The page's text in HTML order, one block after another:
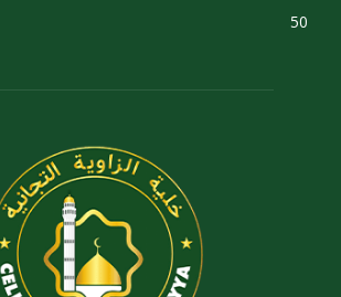
50